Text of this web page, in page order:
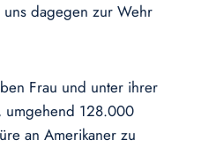
dagegen zur Wehr
Frau und unter ihrer
umgehend 128.000
an Amerikaner zu